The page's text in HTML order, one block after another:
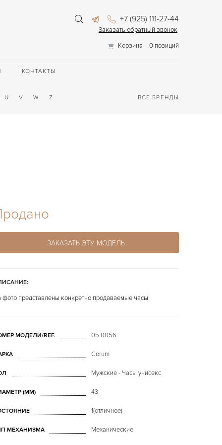
+7 (925) 111-27-44
Заказать обратный звонок
Корзина
0 позиций
КОНТАКТЫ
U V W Z ВСЕ БРЕНДЫ
ЗАКАЗАТЬ ЭТУ МОДЕЛЬ
фото представлены конкретно продаваемые часы.
МОДЕЛИ/REF. 05.0056
Corum
Мужские - Часы унисекс
(MM) 43
1(отличное)
МЕХАНИЗМА Механические